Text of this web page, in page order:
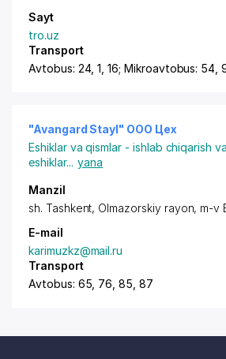
Sayt
tro.uz
Transport
Avtobus: 24, 1, 16; Mikroavtobus: 54,
"Avangard Stayl" ООО Цех
Eshiklar va qismlar - ishlab chiqarish
eshiklar... yana
Manzil
sh. Tashkent, Olmazorskiy rayon, m-v
E-mail
karimuzkz@mail.ru
Transport
Avtobus: 65, 76, 85, 87